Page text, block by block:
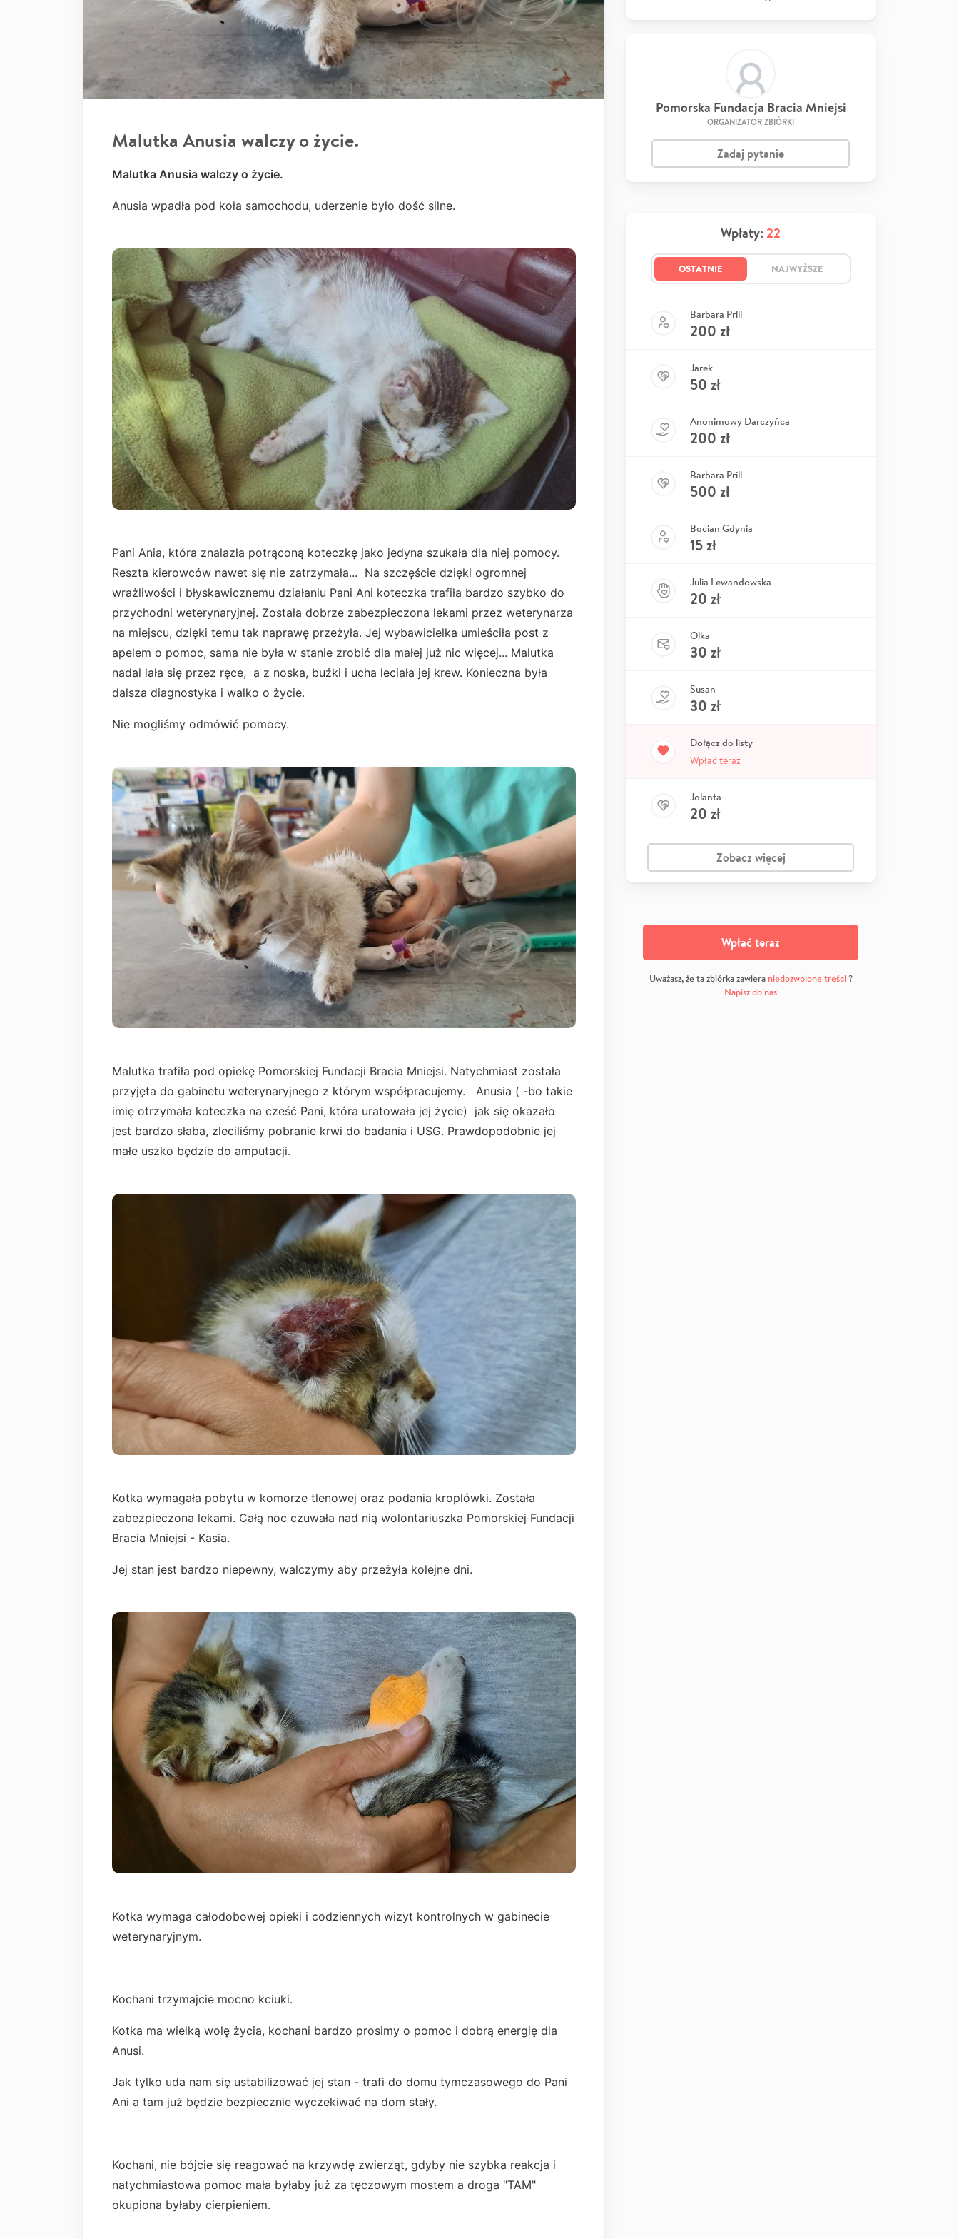
Malutka Anusia walczy o życie.
Malutka Anusia walczy o życie.
Anusia wpadła pod koła samochodu, uderzenie było dość silne.
Pani Ania, która znalazła potrąconą koteczkę jako jedyna szukała dla niej pomocy.
Reszta kierowców nawet się nie zatrzymała... Na szczęście dzięki ogromnej
wrażliwości i błyskawicznemu działaniu Pani Ani koteczka trafiła bardzo szybko do
przychodni weterynaryjnej. Została dobrze zabezpieczona lekami przez weterynarza
na miejscu, dzięki temu tak naprawę przeżyła. Jej wybawicielka umieściła post z
apelem o pomoc, sama nie była w stanie zrobić dla małej już nic więcej... Malutka
nadal lała się przez ręce, a z noska, buźki i ucha leciała jej krew. Konieczna była
dalsza diagnostyka i walko o życie.
Nie mogliśmy odmówić pomocy.
Malutka trafiła pod opiekę Pomorskiej Fundacji Bracia Mniejsi. Natychmiast została
przyjęta do gabinetu weterynaryjnego z którym współpracujemy. Anusia ( -bo takie
imię otrzymała koteczka na cześć Pani, która uratowała jej życie) jak się okazało
jest bardzo słaba, zleciliśmy pobranie krwi do badania i USG. Prawdopodobnie jej
małe uszko będzie do amputacji.
Kotka wymagała pobytu w komorze tlenowej oraz podania kroplówki. Została
zabezpieczona lekami. Całą noc czuwała nad nią wolontariuszka Pomorskiej Fundacji
Bracia Mniejsi - Kasia.
Jej stan jest bardzo niepewny, walczymy aby przeżyła kolejne dni.
Kotka wymaga całodobowej opieki i codziennych wizyt kontrolnych w gabinecie
weterynaryjnym.
Kochani trzymajcie mocno kciuki.
Kotka ma wielką wolę życia, kochani bardzo prosimy o pomoc i dobrą energię dla
Anusi.
Jak tylko uda nam się ustabilizować jej stan - trafi do domu tymczasowego do Pani
Ani a tam już będzie bezpiecznie wyczekiwać na dom stały.
Kochani, nie bójcie się reagować na krzywdę zwierząt, gdyby nie szybka reakcja i
natychmiastowa pomoc mała byłaby już za tęczowym mostem a droga "TAM"
okupiona byłaby cierpieniem.
Pomorska Fundacja Bracia Mniejsi
ORGANIZATOR ZBIÓRKI
Zadaj pytanie
Wpłaty: 22
OSTATNIE NAJWYŻSZE
Barbara Prill
200 zł
Jarek
50 zł
Anonimowy Darczyńca
200 zł
Barbara Prill
500 zł
Bocian Gdynia
15zł
Julia Lewandowska
20 zł
Olka
30 zł
Susan
30 zł
Dołącz do listy
Wpłać teraz
Jolanta
20 zł
Zobacz więcej
Wpłać teraz
Uważasz, że ta zbiórka zawiera niedozwolone treści?
Napisz do nas